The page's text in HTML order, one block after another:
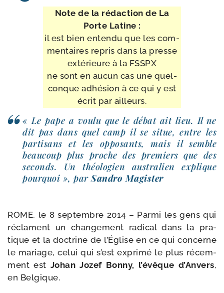
Note de la rédac­tion de La
Porte Latine :
il est bien enten­du que les com­
men­taires repris dans la presse
exté­rieure à la FSSPX
ne sont en aucun cas une quel­
conque adhé­sion à ce qui y est
écrit par ailleurs.
« Le pape a vou­lu que le débat ait lieu. Il ne
dit pas dans quel camp il se situe, entre les
par­ti­sans et les oppo­sants, mais il semble
beau­coup plus proche des pre­miers que des
seconds. Un théo­lo­gien aus­tra­lien explique
pour­quoi », parSandro Magister
ROME, le 8 sep­tembre 2014 – Parmi les gens qui
réclament un chan­ge­ment radi­cal dans la pra­
tique et la doc­trine de l’Église en ce qui concerne
le mariage, celui qui s’est expri­mé le plus récem­
ment est Johan Jozef Bonny, l’évêque d’Anvers,
en Belgique.